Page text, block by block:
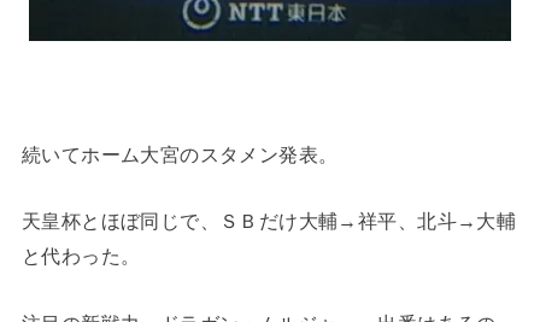
続いてホーム大宮のスタメン発表。
天皇杯とほぼ同じで、ＳＢだけ大輔→祥平、北斗→大輔
と代わった。